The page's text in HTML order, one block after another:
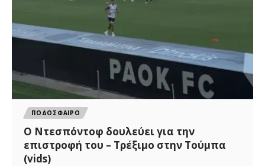
ΠΟΔΟΣΦΑΙΡΟ
Ο Ντεσπόντοφ δουλεύει για την
επιστροφή του – Τρέξιμο στην Τούμπα
(vids)